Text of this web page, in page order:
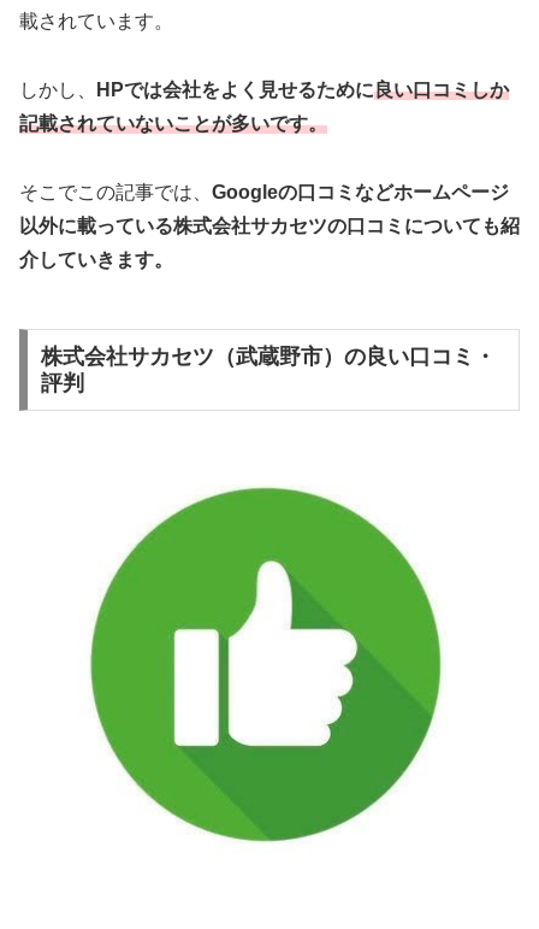
載されています。
しかし、 HPでは会社をよく見せるために良い口コミしか
記載されていないことが多いです。
そこでこの記事では、 Googleの口コミなどホームページ
以外に載っている株式会社サカセツの口コミについても紹
介していきます。
株式会社サカセツ（武蔵野市）の良い口コミ・
評判